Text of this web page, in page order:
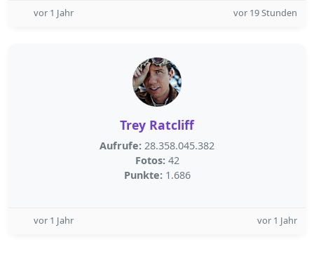
vor 1 Jahr vor 19 Stunden
Trey Ratcliff
Aufrufe: 28.358.045.382
Fotos: 42
Punkte: 1.686
vor 1 Jahr vor 1 Jahr